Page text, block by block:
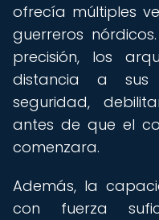
ofrecía múltiples
guerreros
precisión, los
distancia a sus
seguridad,
antes de que el
comenzara.
Además, la
con fuerza